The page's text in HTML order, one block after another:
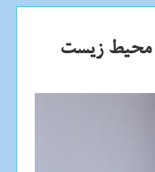
محیط زیست